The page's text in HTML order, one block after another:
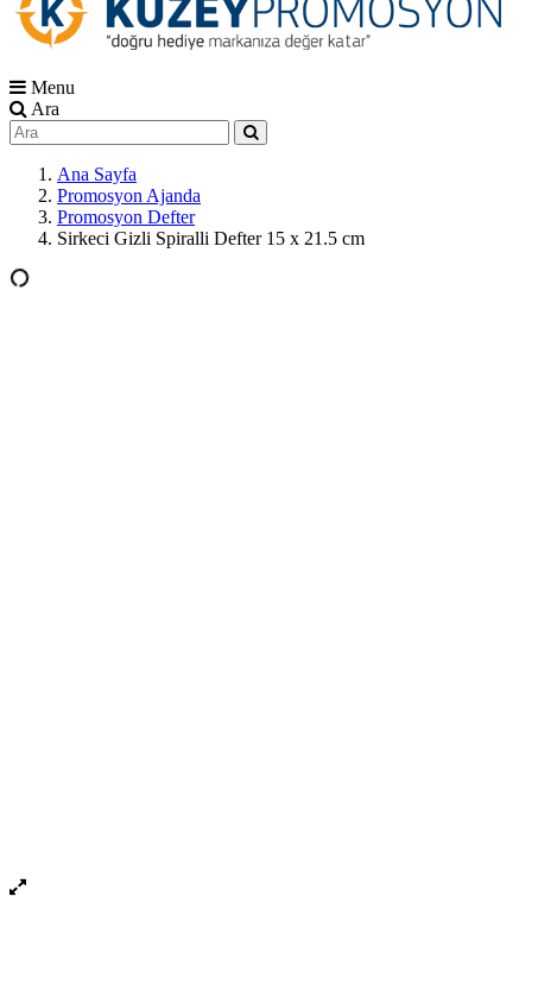
Menu
Ara
Ana Sayfa
Promosyon Ajanda
Promosyon Defter
Sirkeci Gizli Spiralli Defter 15 x 21.5 cm